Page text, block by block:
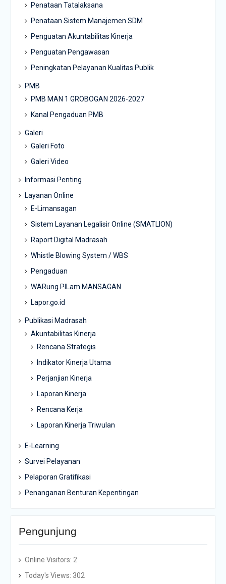
Penataan Tatalaksana
Penataan Sistem Manajemen SDM
Penguatan Akuntabilitas Kinerja
Penguatan Pengawasan
Peningkatan Pelayanan Kualitas Publik
PMB
PMB MAN 1 GROBOGAN 2026-2027
Kanal Pengaduan PMB
Galeri
Galeri Foto
Galeri Video
Informasi Penting
Layanan Online
E-Limansagan
Sistem Layanan Legalisir Online (SMATLION)
Raport Digital Madrasah
Whistle Blowing System / WBS
Pengaduan
WARung PILam MANSAGAN
Lapor.go.id
Publikasi Madrasah
Akuntabilitas Kinerja
Rencana Strategis
Indikator Kinerja Utama
Perjanjian Kinerja
Laporan Kinerja
Rencana Kerja
Laporan Kinerja Triwulan
E-Learning
Survei Pelayanan
Pelaporan Gratifikasi
Penanganan Benturan Kepentingan
Pengunjung
Online Visitors: 2
Today's Views: 302